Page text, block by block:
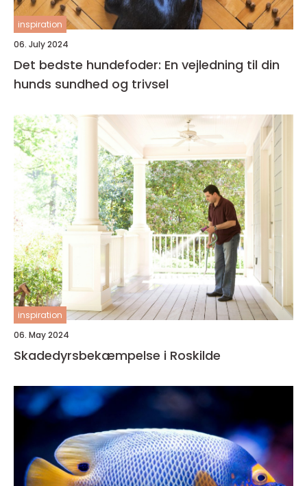
inspiration
06. July 2024
Det bedste hundefoder: En vejledning til din
hunds sundhed og trivsel
inspiration
06. May 2024
Skadedyrsbekæmpelse i Roskilde